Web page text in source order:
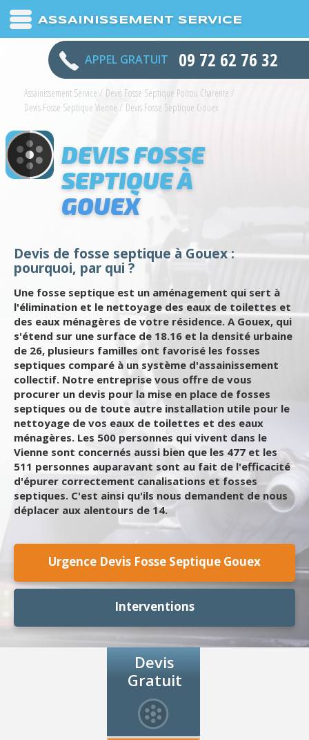
ASSAINISSEMENT SERVICE
APPEL GRATUIT 09 72 62 76 32
Assainissement Service / Devis Fosse Septique Poitou Charente /
Devis Fosse Septique Vienne / Devis Fosse Septique Gouex
DEVIS FOSSE
SEPTIQUE À
GOUEX
Devis de fosse septique à Gouex :
pourquoi, par qui ?
Une fosse septique est un aménagement qui sert à
l'élimination et le nettoyage des eaux de toilettes et
des eaux ménagères de votre résidence. A Gouex, qui
s'étend sur une surface de 18.16 et la densité urbaine
de 26, plusieurs familles ont favorisé les fosses
septiques comparé à un système d'assainissement
collectif. Notre entreprise vous offre de vous
procurer un devis pour la mise en place de fosses
septiques ou de toute autre installation utile pour le
nettoyage de vos eaux de toilettes et des eaux
ménagères. Les 500 personnes qui vivent dans le
Vienne sont concernés aussi bien que les 477 et les
511 personnes auparavant sont au fait de l'efficacité
d'épurer correctement canalisations et fosses
septiques. C'est ainsi qu'ils nous demandent de nous
déplacer aux alentours de 14.
Urgence Devis Fosse Septique Gouex
Interventions
Devis
Gratuit